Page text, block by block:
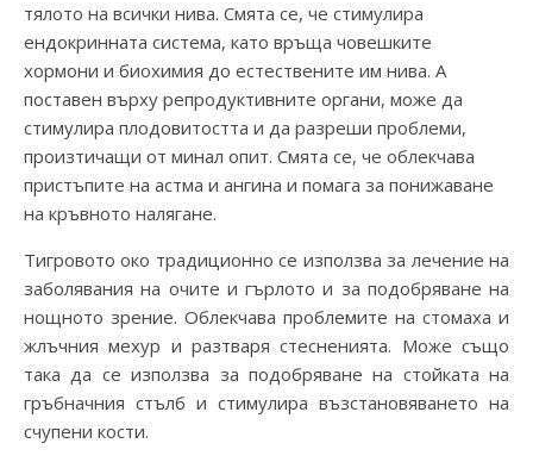
тялото на всички нива. Смята се, че стимулира
ендокринната система, като връща човешките
хормони и биохимия до естествените им нива. А
поставен върху репродуктивните органи, може да
стимулира плодовитостта и да разреши проблеми,
произтичащи от минал опит. Смята се, че облекчава
пристъпите на астма и ангина и помага за понижаване
на кръвното налягане.
Тигровото око традиционно се използва за лечение на
заболявания на очите и гърлото и за подобряване на
нощното зрение. Облекчава проблемите на стомаха и
жлъчния мехур и разтваря стесненията. Може също
така да се използва за подобряване на стойката на
гръбначния стълб и стимулира възстановяването на
счупени кости.